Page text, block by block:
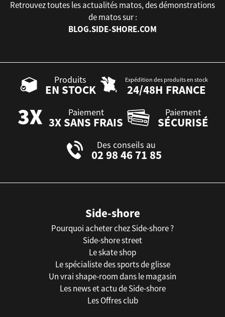
Retrouvez toutes les actualités matos, des démonstrations
de matos sur :
BLOG.SIDE-SHORE.COM
Produits
EN STOCK
Expédition des produits en stock
24/48H FRANCE
Paiement
3X SANS FRAIS
Paiement
SÉCURISÉ
Des conseils au
02 98 46 71 85
Side-shore
Pourquoi acheter chez Side-shore ?
Side-shore street
Le skate shop
Le spécialiste des sports de glisse
Un vrai shape-room dans le magasin
Les news et actu de Side-shore
Les Offres club